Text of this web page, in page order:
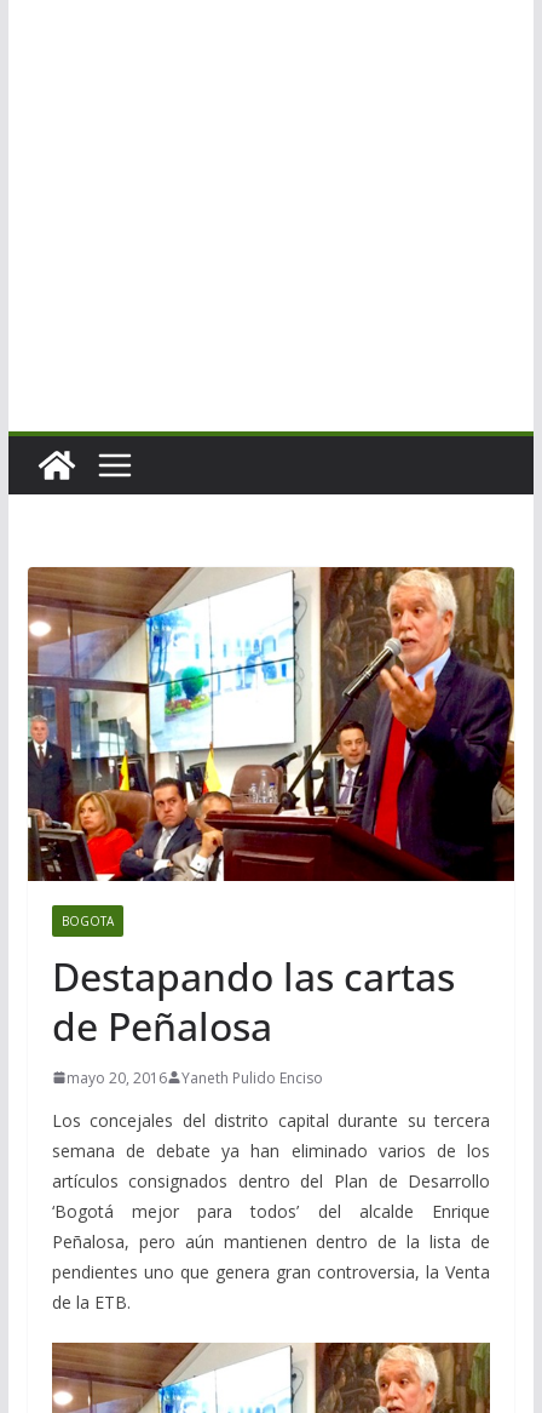
BOGOTA
Destapando las cartas
de Peñalosa
mayo 20, 2016 Yaneth Pulido Enciso
Los concejales del distrito capital durante su tercera
semana de debate ya han eliminado varios de los
artículos consignados dentro del Plan de Desarrollo
‘Bogotá mejor para todos’ del alcalde Enrique
Peñalosa, pero aún mantienen dentro de la lista de
pendientes uno que genera gran controversia, la Venta
de la ETB.